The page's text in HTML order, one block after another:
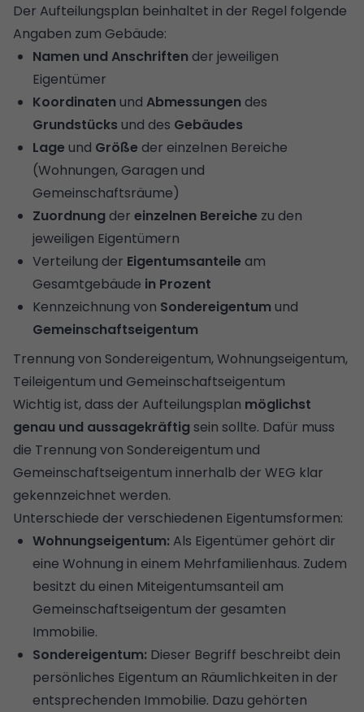
Der Aufteilungsplan beinhaltet in der Regel folgende
Angaben zum Gebäude:
Namen und Anschriften der jeweiligen
Eigentümer
Koordinaten und Abmessungen des
Grundstücks und des Gebäudes
Lage und Größe der einzelnen Bereiche
(Wohnungen, Garagen und
Gemeinschaftsräume)
Zuordnung der einzelnen Bereiche zu den
jeweiligen Eigentümern
Verteilung der Eigentumsanteile am
Gesamtgebäude in Prozent
Kennzeichnung von Sondereigentum und
Gemeinschaftseigentum
Trennung von Sondereigentum, Wohnungseigentum,
Teileigentum und Gemeinschaftseigentum
Wichtig ist, dass der Aufteilungsplan möglichst
genau und aussagekräftig sein sollte. Dafür muss
die Trennung von Sondereigentum und
Gemeinschaftseigentum innerhalb der WEG klar
gekennzeichnet werden.
Unterschiede der verschiedenen Eigentumsformen:
Wohnungseigentum: Als Eigentümer gehört dir
eine Wohnung in einem Mehrfamilienhaus. Zudem
besitzt du einen Miteigentumsanteil am
Gemeinschaftseigentum der gesamten
Immobilie.
Sondereigentum: Dieser Begriff beschreibt dein
persönliches Eigentum an Räumlichkeiten in der
entsprechenden Immobilie. Dazu gehörten